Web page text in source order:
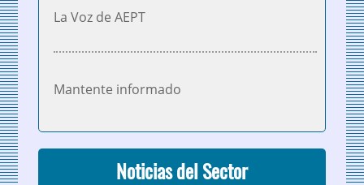
La Voz de AEPT
Mantente informado
Noticias del Sector